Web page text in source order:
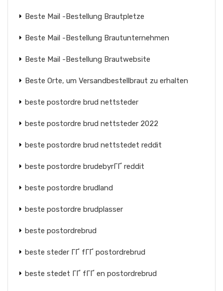
Beste Mail -Bestellung Brautpletze
Beste Mail -Bestellung Brautunternehmen
Beste Mail -Bestellung Brautwebsite
Beste Orte, um Versandbestellbraut zu erhalten
beste postordre brud nettsteder
beste postordre brud nettsteder 2022
beste postordre brud nettstedet reddit
beste postordre brudebyrГҐ reddit
beste postordre brudland
beste postordre brudplasser
beste postordrebrud
beste steder ГҐ fГҐ postordrebrud
beste stedet ГҐ fГҐ en postordrebrud